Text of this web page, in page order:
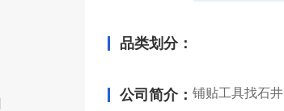
品类划分：
公司简介： 铺贴工具找石井